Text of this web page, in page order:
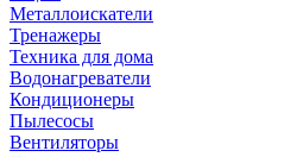
Металлоискатели
Тренажеры
Техника для дома
Водонагреватели
Кондиционеры
Пылесосы
Вентиляторы